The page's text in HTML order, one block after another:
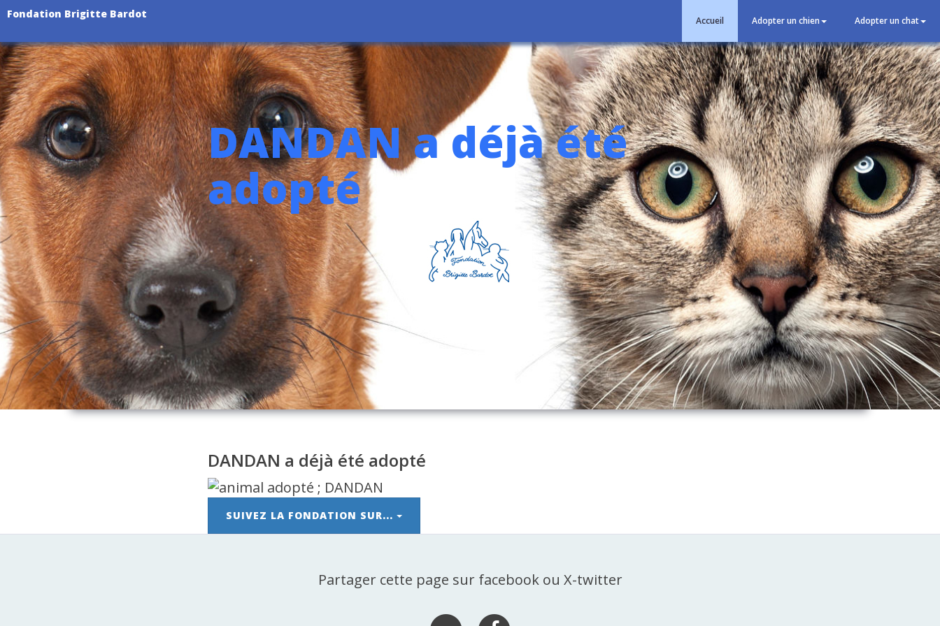
Fondation Brigitte Bardot
Accueil Adopter un chien Adopter un chat
DANDAN a déjà été
adopté
DANDAN a déjà été adopté
SUIVEZ LA FONDATION SUR...
Partager cette page sur facebook ou X-twitter